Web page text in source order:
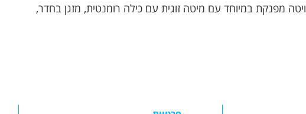
לציון. כל סוויטה מפנקת במיוחד עם מיטה זוגית עם כילה רומנטית, מזגן בחדר,